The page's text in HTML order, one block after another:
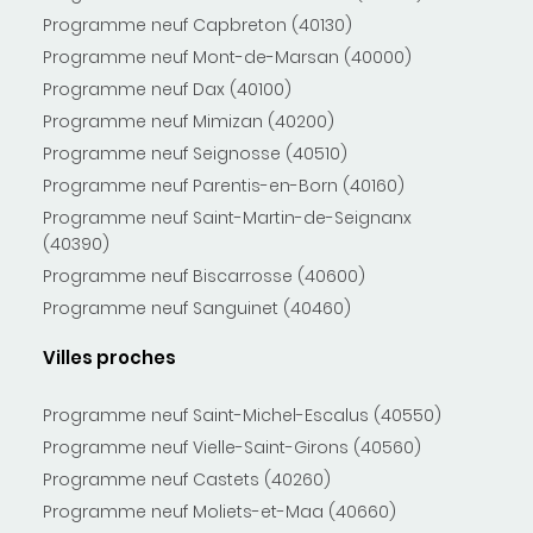
Programme neuf Capbreton (40130)
Programme neuf Mont-de-Marsan (40000)
Programme neuf Dax (40100)
Programme neuf Mimizan (40200)
Programme neuf Seignosse (40510)
Programme neuf Parentis-en-Born (40160)
Programme neuf Saint-Martin-de-Seignanx
(40390)
Programme neuf Biscarrosse (40600)
Programme neuf Sanguinet (40460)
Villes proches
Programme neuf Saint-Michel-Escalus (40550)
Programme neuf Vielle-Saint-Girons (40560)
Programme neuf Castets (40260)
Programme neuf Moliets-et-Maa (40660)